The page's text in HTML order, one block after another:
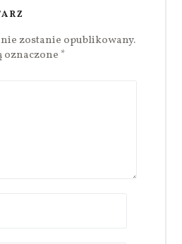
zostanie opublikowany.
oznaczone *